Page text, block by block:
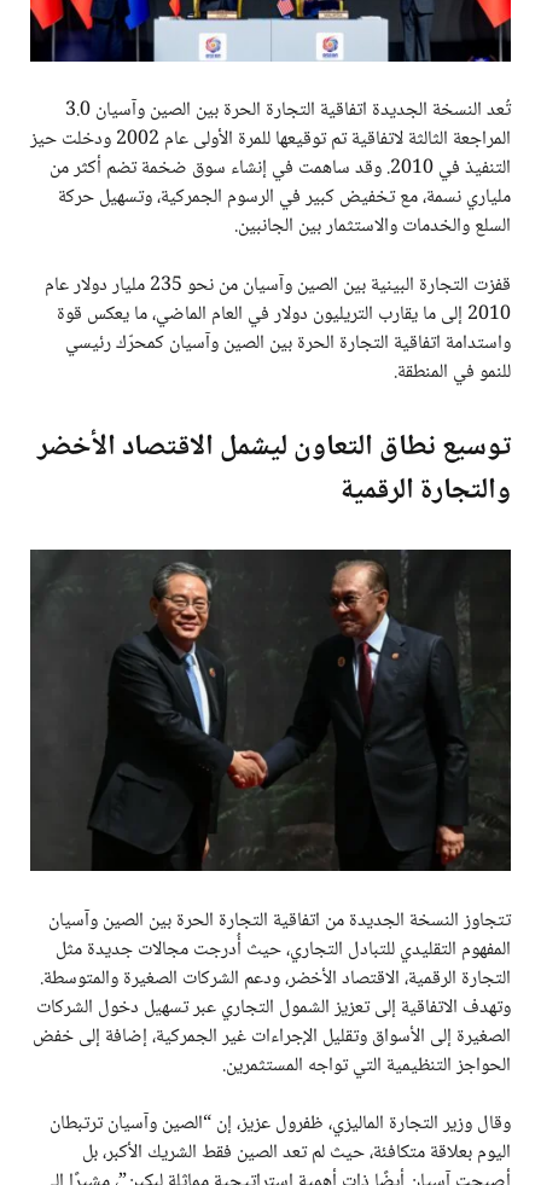
تُعد النسخة الجديدة اتفاقية التجارة الحرة بين الصين وآسيان 3.0
المراجعة الثالثة لاتفاقية تم توقيعها للمرة الأولى عام 2002 ودخلت حيز
التنفيذ في 2010. وقد ساهمت في إنشاء سوق ضخمة تضم أكثر من
ملياري نسمة، مع تخفيض كبير في الرسوم الجمركية، وتسهيل حركة
السلع والخدمات والاستثمار بين الجانبين.
قفزت التجارة البينية بين الصين وآسيان من نحو 235 مليار دولار عام
2010 إلى ما يقارب التريليون دولار في العام الماضي، ما يعكس قوة
واستدامة اتفاقية التجارة الحرة بين الصين وآسيان كمحرّك رئيسي
للنمو في المنطقة.
توسيع نطاق التعاون ليشمل الاقتصاد الأخضر
والتجارة الرقمية
تتجاوز النسخة الجديدة من اتفاقية التجارة الحرة بين الصين وآسيان
المفهوم التقليدي للتبادل التجاري، حيث أُدرجت مجالات جديدة مثل
التجارة الرقمية، الاقتصاد الأخضر، ودعم الشركات الصغيرة والمتوسطة.
وتهدف الاتفاقية إلى تعزيز الشمول التجاري عبر تسهيل دخول الشركات
الصغيرة إلى الأسواق وتقليل الإجراءات غير الجمركية، إضافة إلى خفض
الحواجز التنظيمية التي تواجه المستثمرين.
وقال وزير التجارة الماليزي، ظفرول عزيز، إن “الصين وآسيان ترتبطان
اليوم بعلاقة متكافئة، حيث لم تعد الصين فقط الشريك الأكبر، بل